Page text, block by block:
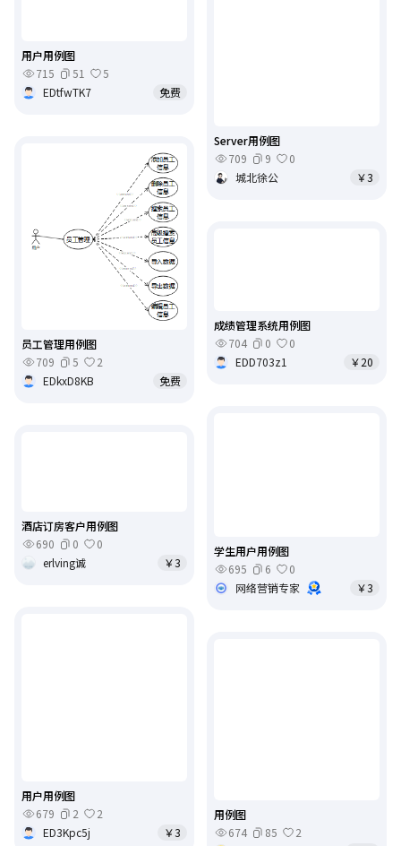
用户用例图
715
51
5
EDtfwTK7
免费
Server用例图
709
9
0
城北徐公
￥3
员工管理用例图
709
5
2
EDkxD8KB
免费
成绩管理系统用例图
704
0
0
EDD703z1
￥20
学生用户用例图
695
6
0
网络营销专家
￥3
酒店订房客户用例图
690
0
0
erlving诚
￥3
用户用例图
679
2
2
ED3Kpc5j
￥3
用例图
674
85
2